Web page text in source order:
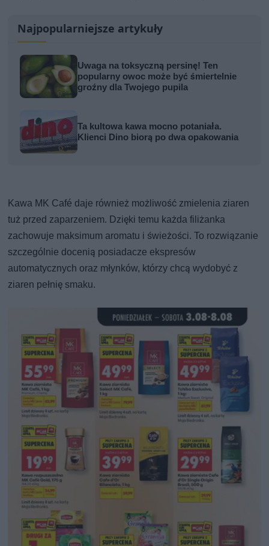
Najpopularniejsze artykuły
Uwaga na toksyczną persinę! Ten
popularny owoc może być śmiertelnie
groźny dla Twojego pupila
Ta kultowa kawa mocno potaniała.
Klienci Dino biorą po dwa opakowania
Kawa MK Café daje również możliwość zmielenia ziaren
tuż przed zaparzeniem. Dzięki temu każda filiżanka
zachowuje maksimum aromatu i świeżości. To rozwiązanie
szczególnie docenią posiadacze ekspresów
automatycznych oraz młynków, którzy chcą wydobyć z
ziaren pełnię smaku.